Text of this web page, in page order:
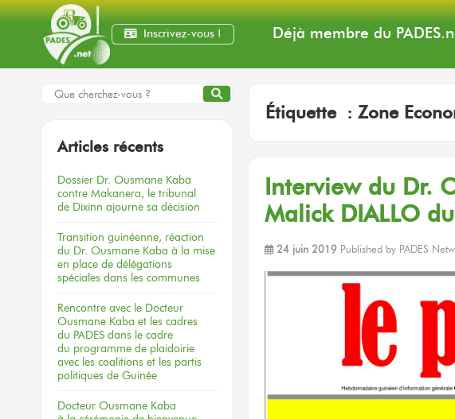
Inscrivez-vous ! Déjà membre du PADES
Étiquette : Zone
Interview du Dr.
Malick DIALLO
24 juin 2019 Published by PADES
Articles récents
Dossier Dr. Ousmane Kaba
contre Makanera, le tribunal
de Dixinn ajourne sa décision
Transition guinéenne, réaction
du Dr. Ousmane Kaba à la mise
en place de délégations
spéciales dans les communes
Rencontre avec le Docteur
Ousmane Kaba et les cadres
du PADES dans le cadre
du programme de plaidoirie
avec les coalitions et les partis
politiques de Guinée
Docteur Ousmane Kaba